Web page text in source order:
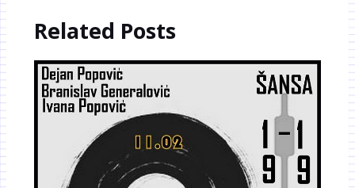
Related Posts